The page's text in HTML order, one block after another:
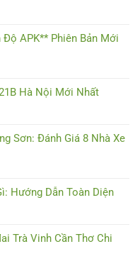
Độ APK** Phiên Bản Mới
Hà Nội Mới Nhất
Sơn: Đánh Giá 8 Nhà Xe
Hướng Dẫn Toàn Diện
Trà Vinh Cần Thơ Chi